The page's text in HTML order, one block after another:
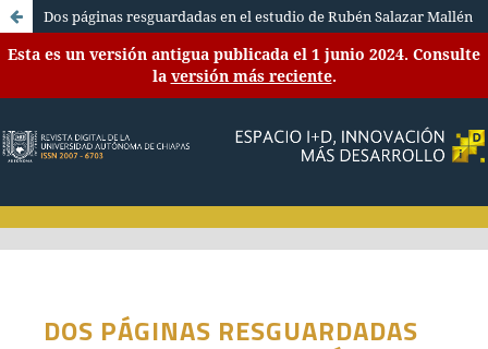
Dos páginas resguardadas en el estudio de Rubén Salazar Mallén
Esta es un versión antigua publicada el 1 junio 2024. Consulte
la versión más reciente.